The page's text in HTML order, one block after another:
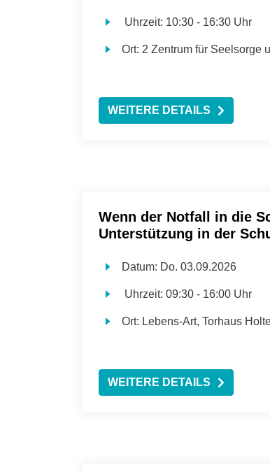
Uhrzeit: 10:30 - 16:30 Uhr
Ort: 2 Zentrum für Seelsorge
WEITERE DETAILS
Wenn der Notfall in die
Unterstützung in der
Datum: Do. 03.09.2026
Uhrzeit: 09:30 - 16:00 Uhr
Ort: Lebens-Art, Torhaus
WEITERE DETAILS